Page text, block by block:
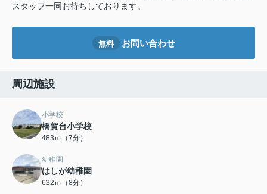
スタッフ一同お待ちしております。
無料 お問い合わせ
周辺施設
小学校
橋賀台小学校
483ｍ（7分）
幼稚園
はしが幼稚園
632ｍ（8分）